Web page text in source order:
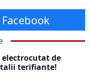
de
terifiante!